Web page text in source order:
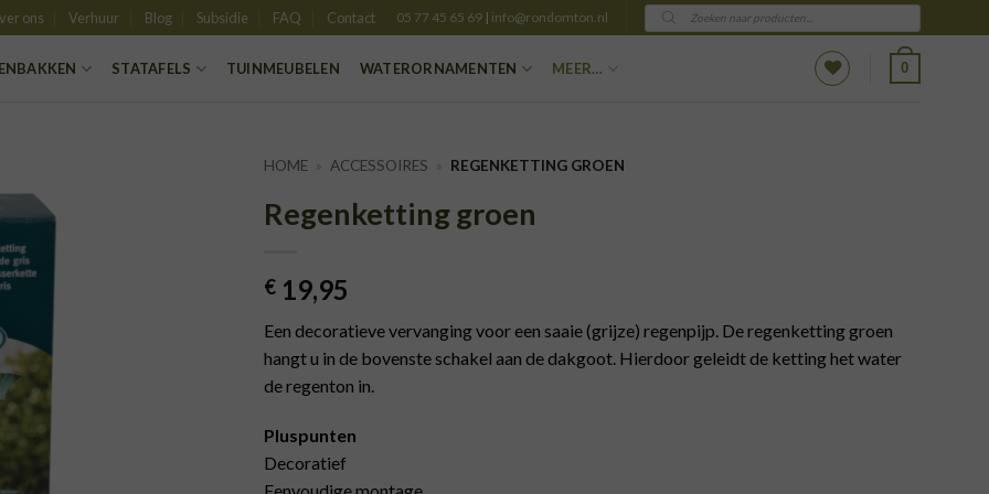
ons Verhuur Blog Subsidie FAQ Contact 05 77 45 65 69 | info@rondomton.nl
Producten
zoeken
STATAFELS TUINMEUBELEN WATERORNAMENTEN MEER… 0
HOME » ACCESSOIRES » REGENKETTING GROEN
Regenketting groen
€ 19,95
Een decoratieve vervanging voor een saaie (grijze) regenpijp. De regenketting groen
hangt u in de bovenste schakel aan de dakgoot. Hierdoor geleidt de ketting het water
de regenton in.
Pluspunten
Decoratief